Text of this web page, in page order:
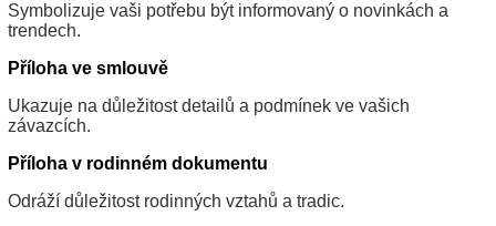
Symbolizuje vaši potřebu být informovaný o novinkách a
trendech.
Příloha ve smlouvě
Ukazuje na důležitost detailů a podmínek ve vašich
závazcích.
Příloha v rodinném dokumentu
Odráží důležitost rodinných vztahů a tradic.